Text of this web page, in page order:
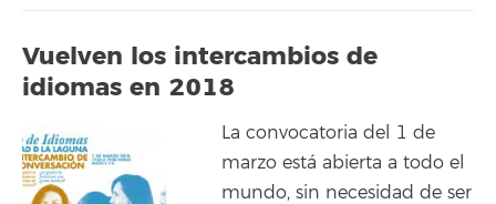
Vuelven los intercambios de
idiomas en 2018
La convocatoria del 1 de
marzo está abierta a todo el
mundo, sin necesidad de ser